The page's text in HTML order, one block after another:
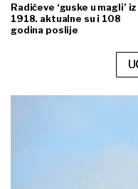
Radićeve ‘guske u magli’ iz
1918. aktualne su i 108
godina poslije